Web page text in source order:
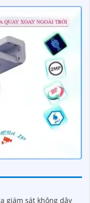
giám sát không dây